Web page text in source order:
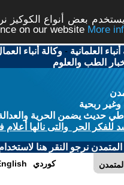
بعض أنواع الكوكيز
on our website
العلمانية -وكالة أنباء
الطب والعلوم
وغير ربحية
حديث يضمن الحرية والعدالة
الحر والتى نالها أعلام
نرجو النقر هنا
كوردي